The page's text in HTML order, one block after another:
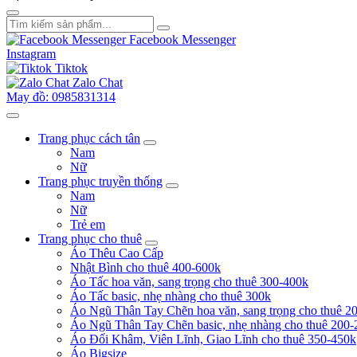
Facebook Messenger
Instagram
Tiktok
Zalo Chat
May đồ: 0985831314
Trang phục cách tân
Nam
Nữ
Trang phục truyền thống
Nam
Nữ
Trẻ em
Trang phục cho thuê
Áo Thêu Cao Cấp
Nhật Bình cho thuê 400-600k
Áo Tấc hoa văn, sang trọng cho thuê 300-400k
Áo Tấc basic, nhẹ nhàng cho thuê 300k
Áo Ngũ Thân Tay Chẽn hoa văn, sang trọng cho thuê
Áo Ngũ Thân Tay Chẽn basic, nhẹ nhàng cho thuê
Áo Đối Khâm, Viên Lĩnh, Giao Lĩnh cho thuê 350-450k
Áo Bigsize